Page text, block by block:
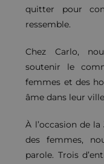
quitter pour
ressemble.
Chez Carlo,
soutenir le
femmes et des
âme dans leur
À l’occasion de
des femmes,
parole. Trois